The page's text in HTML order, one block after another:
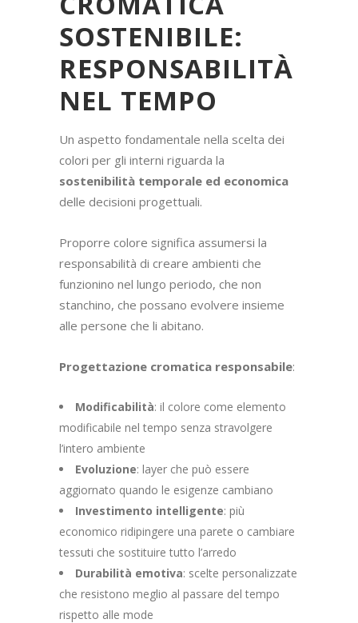
SOSTENIBILE:
RESPONSABILITÀ
NEL TEMPO
Un aspetto fondamentale nella scelta dei
colori per gli interni riguarda la
sostenibilità temporale ed economica
delle decisioni progettuali.
Proporre colore significa assumersi la
responsabilità di creare ambienti che
funzionino nel lungo periodo, che non
stanchino, che possano evolvere insieme
alle persone che li abitano.
Progettazione cromatica responsabile:
Modificabilità: il colore come elemento
modificabile nel tempo senza stravolgere
l’intero ambiente
Evoluzione: layer che può essere
aggiornato quando le esigenze cambiano
Investimento intelligente: più
economico ridipingere una parete o cambiare
tessuti che sostituire tutto l’arredo
Durabilità emotiva: scelte personalizzate
che resistono meglio al passare del tempo
rispetto alle mode